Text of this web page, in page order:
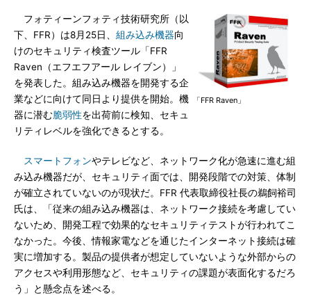
「FFR Raven」
フォティーンフォティ技術研究所（以
下、FFR）は8月25日、 組み込み機器向
けのセキュリティ検査ツール「FFR
Raven（エフエフアール レイブン）」
を発表した。組み込み機器を開発する企
業などに向けて同日より提供を開始。機
器に潜む脆弱性を出荷前に検知、セキュ
リティレベルを強化できるとする。
スマートフォンやテレビなど、ネットワーク化が急速に進む組
み込み機器だが、セキュリティ面では、開発段階での対策、体制
が確立されていないのが現状だ。FFR 代表取締役社長の鵜飼裕司
氏は、「従来の組み込み機器は、ネットワーク接続を考慮してい
ないため、開発工程で効果的なセキュリティテストが行われてこ
なかった。今後、情報家電などを通じたインターネット接続は確
実に増加する。製品の提供者が想定していないような外部からの
アクセスや利用形態など、セキュリティの課題が表面化するだろ
う」と懸念点を述べる。